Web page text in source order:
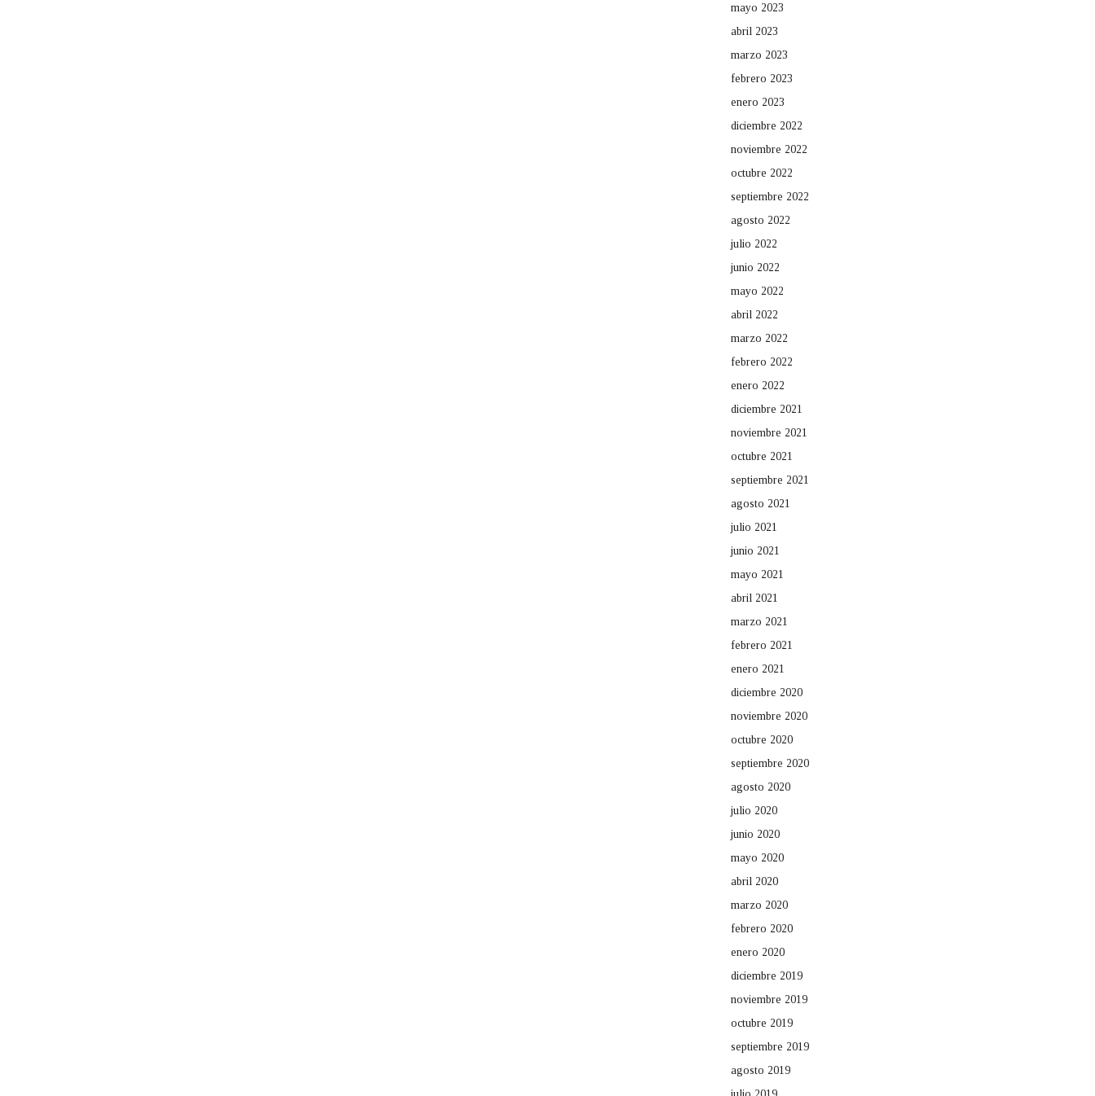
mayo 2023
abril 2023
marzo 2023
febrero 2023
enero 2023
diciembre 2022
noviembre 2022
octubre 2022
septiembre 2022
agosto 2022
julio 2022
junio 2022
mayo 2022
abril 2022
marzo 2022
febrero 2022
enero 2022
diciembre 2021
noviembre 2021
octubre 2021
septiembre 2021
agosto 2021
julio 2021
junio 2021
mayo 2021
abril 2021
marzo 2021
febrero 2021
enero 2021
diciembre 2020
noviembre 2020
octubre 2020
septiembre 2020
agosto 2020
julio 2020
junio 2020
mayo 2020
abril 2020
marzo 2020
febrero 2020
enero 2020
diciembre 2019
noviembre 2019
octubre 2019
septiembre 2019
agosto 2019